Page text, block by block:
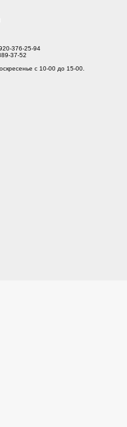
376-25-94
37-52
с 10-00 до 15-00.